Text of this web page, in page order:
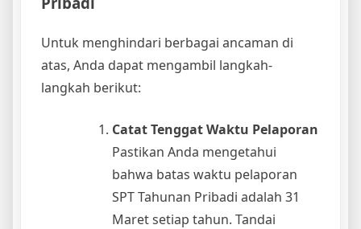
Untuk menghindari berbagai ancaman di
atas, Anda dapat mengambil langkah-
langkah berikut:
Catat Tenggat Waktu Pelaporan
Pastikan Anda mengetahui
bahwa batas waktu pelaporan
SPT Tahunan Pribadi adalah 31
Maret setiap tahun. Tandai